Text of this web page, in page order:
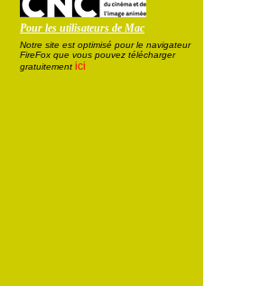
Pour les utilisateurs de Mac
Notre site est optimisé pour le navigateur
FireFox que vous pouvez télécharger
gratuitement ici